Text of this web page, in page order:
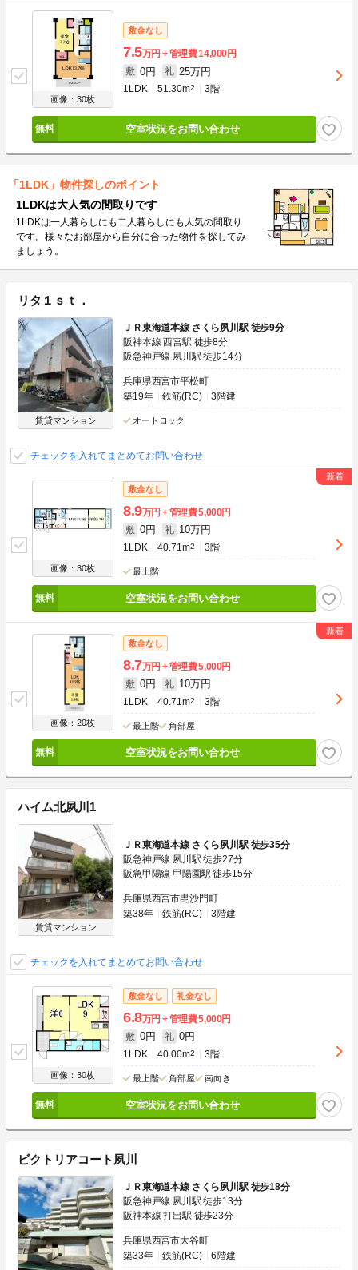
画像：30枚
敷金なし
7.5万円 管理費14,000円
敷 0円 礼 25万円
1LDK 51.30m2 3階
空室状況をお問い合わせ
「1LDK」物件探しのポイント
1LDKは大人気の間取りです
1LDKは一人暮らしにも二人暮らしにも人気の間取り
です。様々なお部屋から自分に合った物件を探してみ
ましょう。
リタ１ｓｔ．
賃貸マンション
ＪＲ東海道本線 さくら夙川駅 徒歩9分
阪神本線 西宮駅 徒歩8分
阪急神戸線 夙川駅 徒歩14分
兵庫県西宮市平松町
築19年
鉄筋(RC) 3階建
オートロック
チェックを入れてまとめてお問い合わせ
画像：30枚
敷金なし
8.9万円 管理費5,000円
敷 0円 礼 10万円
1LDK 40.71m2 3階
最上階
空室状況をお問い合わせ
画像：20枚
敷金なし
8.7万円 管理費5,000円
敷 0円 礼 10万円
1LDK 40.71m2 3階
最上階 角部屋
空室状況をお問い合わせ
ハイム北夙川1
賃貸マンション
ＪＲ東海道本線 さくら夙川駅 徒歩35分
阪急神戸線 夙川駅 徒歩27分
阪急甲陽線 甲陽園駅 徒歩15分
兵庫県西宮市毘沙門町
築38年
鉄筋(RC) 3階建
チェックを入れてまとめてお問い合わせ
画像：30枚
敷金なし 礼金なし
6.8万円 管理費5,000円
敷 0円 礼 0円
1LDK 40.00m2 3階
最上階 角部屋 南向き
空室状況をお問い合わせ
ビクトリアコート夙川
ＪＲ東海道本線 さくら夙川駅 徒歩18分
阪急神戸線 夙川駅 徒歩13分
阪神本線 打出駅 徒歩23分
兵庫県西宮市大谷町
築33年
鉄筋(RC) 6階建